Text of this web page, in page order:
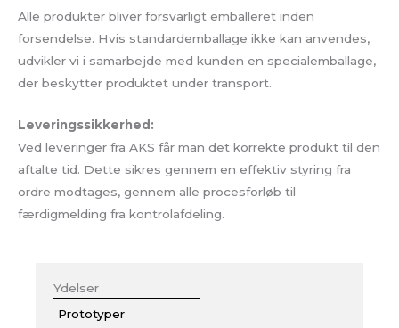
Alle produkter bliver forsvarligt emballeret inden
forsendelse. Hvis standardemballage ikke kan anvendes,
udvikler vi i samarbejde med kunden en specialemballage,
der beskytter produktet under transport.
Leveringssikkerhed:
Ved leveringer fra AKS får man det korrekte produkt til den
aftalte tid. Dette sikres gennem en effektiv styring fra
ordre modtages, gennem alle procesforløb til
færdigmelding fra kontrolafdeling.
Ydelser
Prototyper